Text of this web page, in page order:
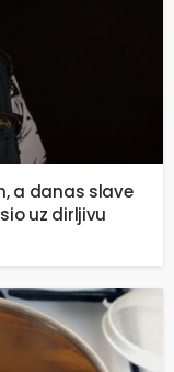
a danas slave
uz dirljivu